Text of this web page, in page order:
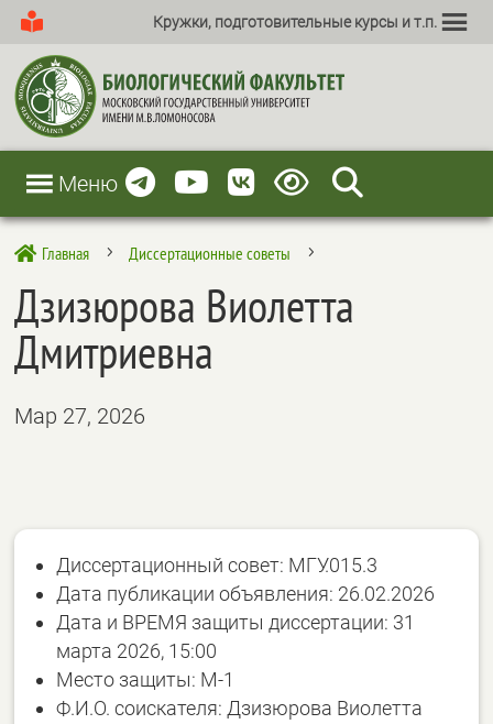
Кружки, подготовительные курсы и т.п.
Меню
 Главная 5 Диссертационные советы 5
Дзизюрова Виолетта
Дмитриевна
Мар 27, 2026
Диссертационный совет: МГУ.015.3
Дата публикации объявления: 26.02.2026
Дата и ВРЕМЯ защиты диссертации: 31
марта 2026, 15:00
Место защиты: М-1
Ф.И.О. соискателя: Дзизюрова Виолетта